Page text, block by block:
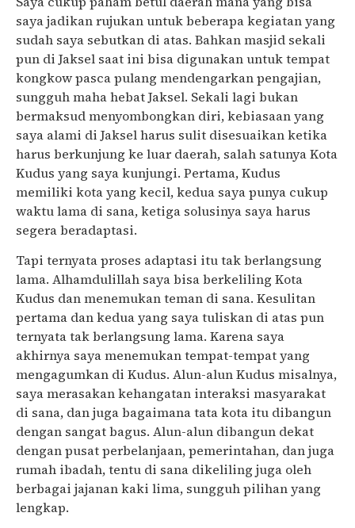
saya jadikan rujukan untuk beberapa kegiatan yang
sudah saya sebutkan di atas. Bahkan masjid sekali
pun di Jaksel saat ini bisa digunakan untuk tempat
kongkow pasca pulang mendengarkan pengajian,
sungguh maha hebat Jaksel. Sekali lagi bukan
bermaksud menyombongkan diri, kebiasaan yang
saya alami di Jaksel harus sulit disesuaikan ketika
harus berkunjung ke luar daerah, salah satunya Kota
Kudus yang saya kunjungi. Pertama, Kudus
memiliki kota yang kecil, kedua saya punya cukup
waktu lama di sana, ketiga solusinya saya harus
segera beradaptasi.
Tapi ternyata proses adaptasi itu tak berlangsung
lama. Alhamdulillah saya bisa berkeliling Kota
Kudus dan menemukan teman di sana. Kesulitan
pertama dan kedua yang saya tuliskan di atas pun
ternyata tak berlangsung lama. Karena saya
akhirnya saya menemukan tempat-tempat yang
mengagumkan di Kudus. Alun-alun Kudus misalnya,
saya merasakan kehangatan interaksi masyarakat
di sana, dan juga bagaimana tata kota itu dibangun
dengan sangat bagus. Alun-alun dibangun dekat
dengan pusat perbelanjaan, pemerintahan, dan juga
rumah ibadah, tentu di sana dikeliling juga oleh
berbagai jajanan kaki lima, sungguh pilihan yang
lengkap.